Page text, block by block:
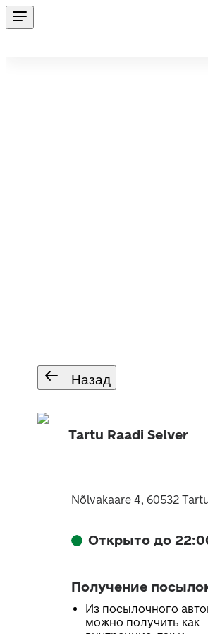
Назад
Tartu Raadi Selver
Nõlvakaare 4, 60532
Открыто до
Получение
Из посылочного
можно получить как